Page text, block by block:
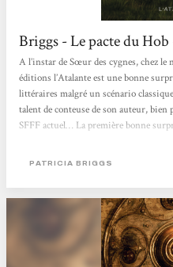
Briggs - Le pacte du
A l’instar de Sœur des cygnes, chez le
éditions l’Atalante est une bonne
littéraires malgré un scénario
talent de conteuse de son auteur, bien
SFFF actuel… La première bonne
qu’elle a parfaitement lu la description
PATRICIA BRIGGS